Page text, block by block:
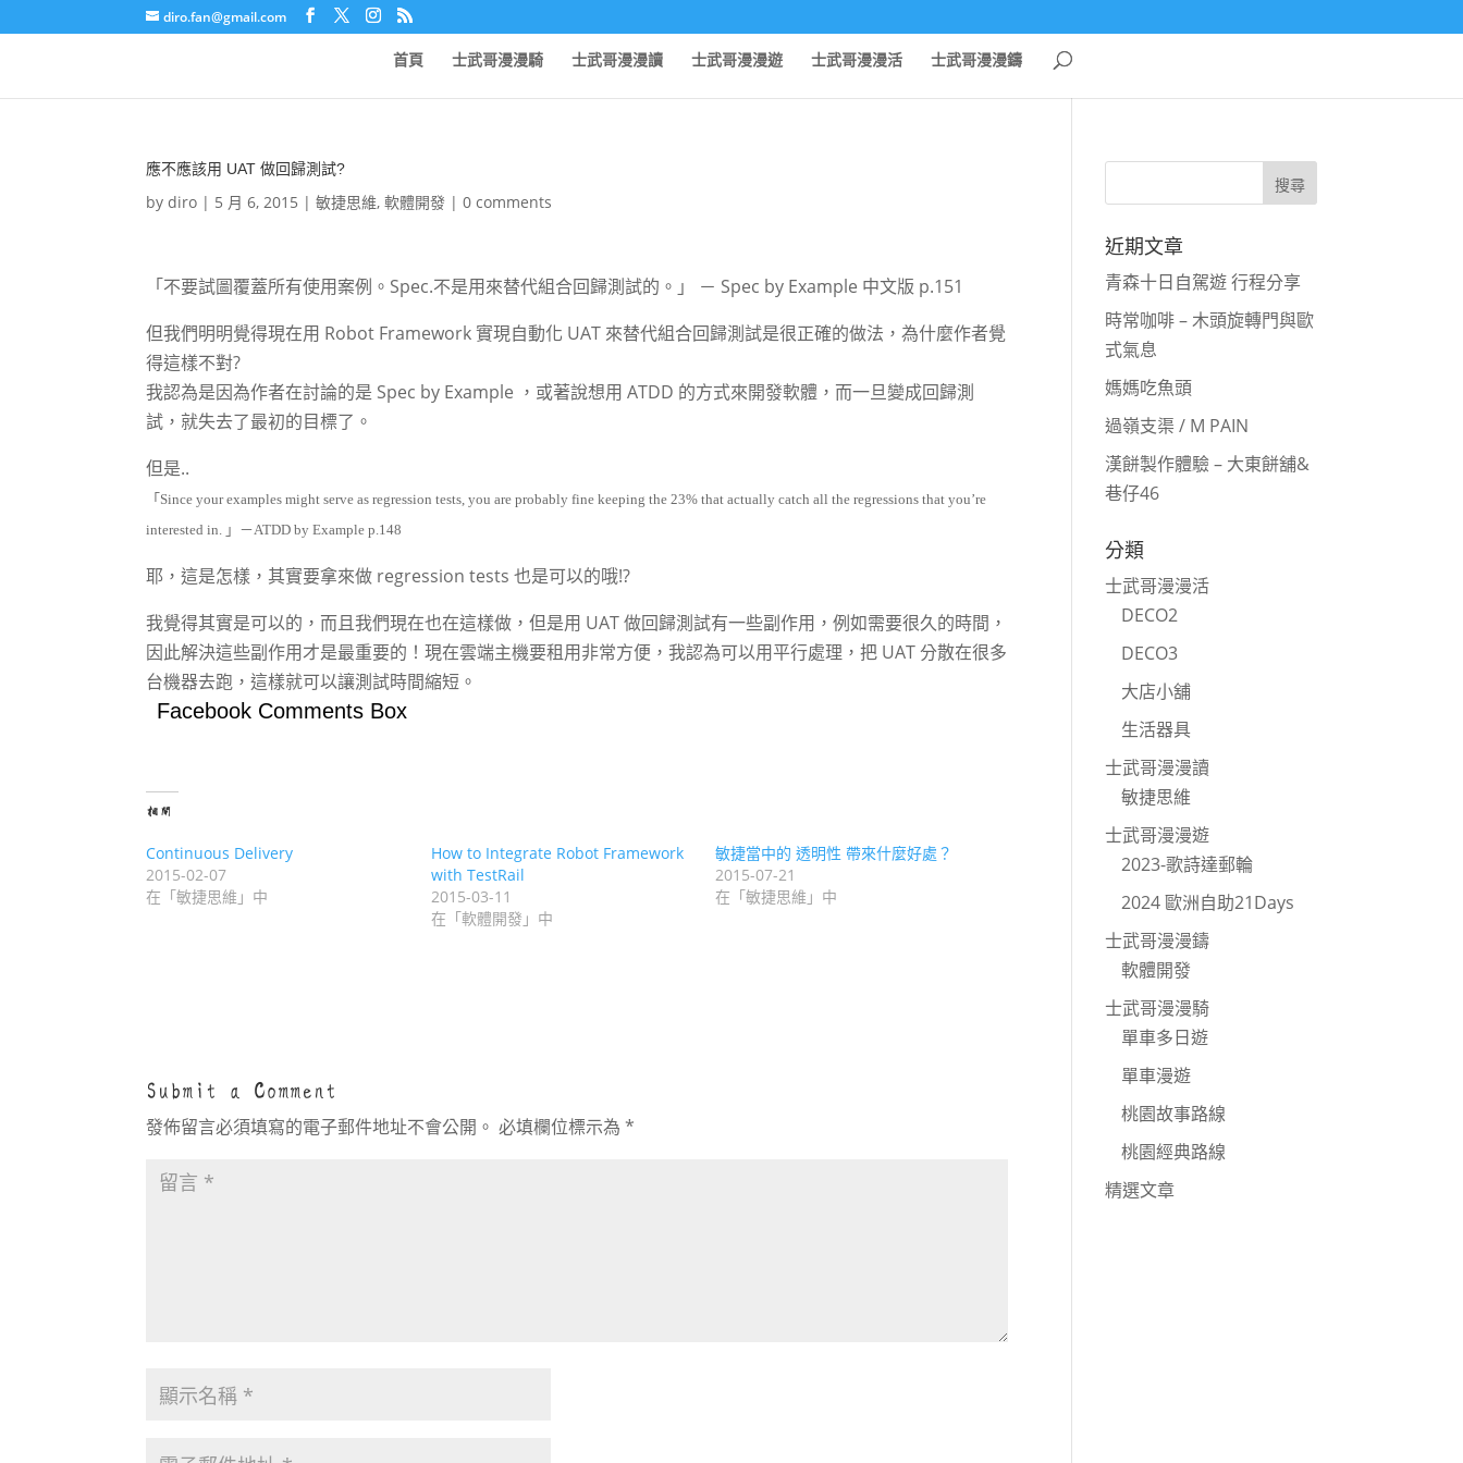
diro.fan@gmail.com
首頁 士武哥漫漫騎 士武哥漫漫讀 士武哥漫漫遊 士武哥漫漫活 士武哥漫漫鑄
應不應該用 UAT 做回歸測試?
bydiro | 5 月 6, 2015 |敏捷思維,軟體開發 |0 comments
「不要試圖覆蓋所有使用案例。Spec.不是用來替代組合回歸測試的。」 － Spec by Example 中文版 p.151
但我們明明覺得現在用 Robot Framework 實現自動化 UAT 來替代組合回歸測試是很正確的做法，為什麼作者覺
得這樣不對?
我認為是因為作者在討論的是 Spec by Example ，或著說想用 ATDD 的方式來開發軟體，而一旦變成回歸測
試，就失去了最初的目標了。
但是..
「Since your examples might serve as regression tests, you are probably fine keeping the 23% that actually catch all the regressions that you’re
interested in. 」－ATDD by Example p.148
耶，這是怎樣，其實要拿來做 regression tests 也是可以的哦!?
我覺得其實是可以的，而且我們現在也在這樣做，但是用 UAT 做回歸測試有一些副作用，例如需要很久的時間，
因此解決這些副作用才是最重要的！現在雲端主機要租用非常方便，我認為可以用平行處理，把 UAT 分散在很多
台機器去跑，這樣就可以讓測試時間縮短。
Facebook Comments Box
相關
Continuous Delivery
2015-02-07
在「敏捷思維」中
How to Integrate Robot Framework
with TestRail
2015-03-11
在「軟體開發」中
敏捷當中的 透明性 帶來什麼好處？
2015-07-21
在「敏捷思維」中
Submit a Comment
發佈留言必須填寫的電子郵件地址不會公開。 必填欄位標示為*
近期文章
青森十日自駕遊 行程分享
時常咖啡 – 木頭旋轉門與歐
式氣息
媽媽吃魚頭
過嶺支渠 / M PAIN
漢餅製作體驗 – 大東餅舖&
巷仔46
分類
士武哥漫漫活
DECO2
DECO3
大店小舖
生活器具
士武哥漫漫讀
敏捷思維
士武哥漫漫遊
2023-歌詩達郵輪
2024 歐洲自助21Days
士武哥漫漫鑄
軟體開發
士武哥漫漫騎
單車多日遊
單車漫遊
桃園故事路線
桃園經典路線
精選文章